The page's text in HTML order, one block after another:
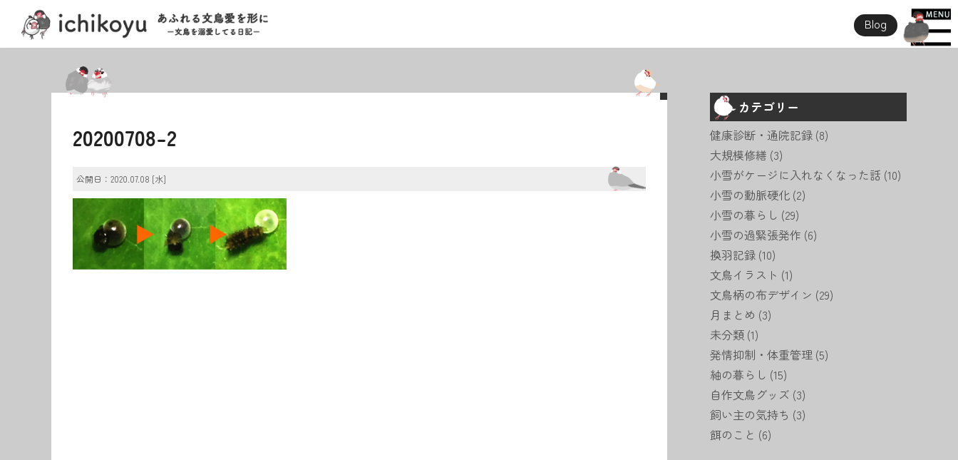
Blog
20200708-2
公開日：2020.07.08 [水]
カテゴリー
健康診断・通院記録 (8)
大規模修繕 (3)
小雪がケージに入れなくなった話 (10)
小雪の動脈硬化 (2)
小雪の暮らし (29)
小雪の過緊張発作 (6)
換羽記録 (10)
文鳥イラスト (1)
文鳥柄の布デザイン (29)
月まとめ (3)
未分類 (1)
発情抑制・体重管理 (5)
紬の暮らし (15)
自作文鳥グッズ (3)
飼い主の気持ち (3)
餌のこと (6)